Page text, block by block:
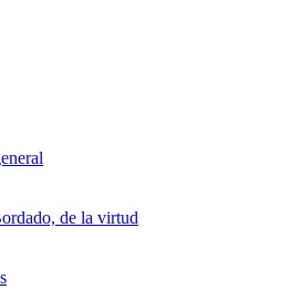
de la virtud